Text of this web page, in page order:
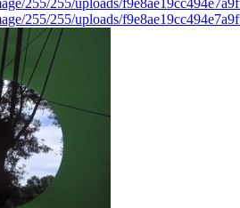
255/255/uploads/